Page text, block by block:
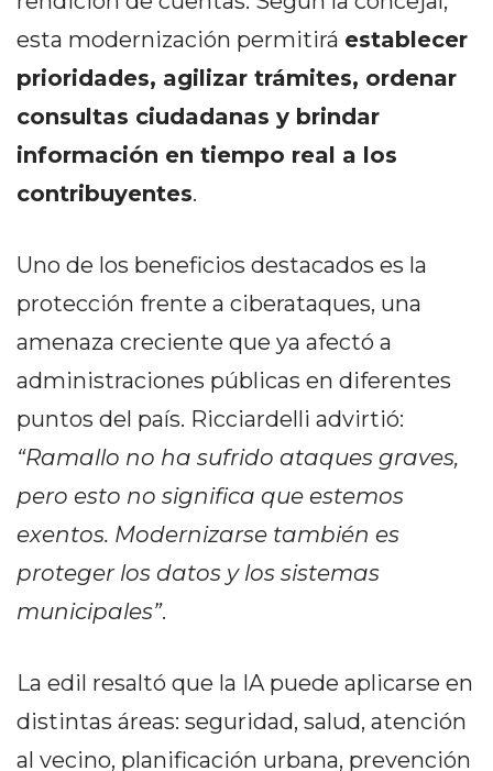
MAPA
DEL
SITIO
TAPA
DIA
DIARIO
DIARIO
DEPORTIVO
GRUPO
MEDIOS
INFOPBA
PUBLICITÁ
NORTE
HOY
CLAVE
PERGAMINO
esta modernización permitirá establecer
prioridades, agilizar trámites, ordenar
consultas ciudadanas y brindar
información en tiempo real a los
contribuyentes.
Uno de los beneficios destacados es la
protección frente a ciberataques, una
amenaza creciente que ya afectó a
administraciones públicas en diferentes
puntos del país. Ricciardelli advirtió:
“Ramallo no ha sufrido ataques graves,
pero esto no significa que estemos
exentos. Modernizarse también es
proteger los datos y los sistemas
municipales”.
La edil resaltó que la IA puede aplicarse en
distintas áreas: seguridad, salud, atención
al vecino, planificación urbana, prevención